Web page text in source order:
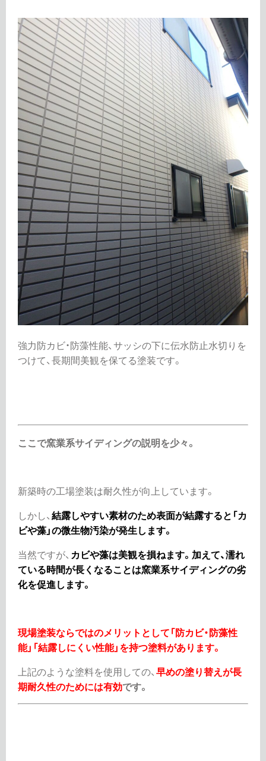
強力防カビ・防藻性能、サッシの下に伝水防止水切りを
つけて、長期間美観を保てる塗装です。
ここで窯業系サイディングの説明を少々。
新築時の工場塗装は耐久性が向上しています。
しかし、結露しやすい素材のため表面が結露すると「カ
ビや藻」の微生物汚染が発生します。
当然ですが、 カビや藻は美観を損ねます。加えて、濡れ
ている時間が長くなることは窯業系サイディングの劣
化を促進します。
現場塗装ならではのメリットとして「防カビ・防藻性
能」「結露しにくい性能」を持つ塗料があります。
上記のような塗料を使用しての、早めの塗り替えが長
期耐久性のためには有効です。